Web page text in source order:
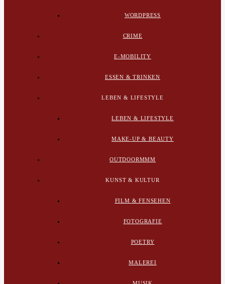
WORDPRESS
CRIME
E-MOBILITY
ESSEN & TRINKEN
LEBEN & LIFESTYLE
LEBEN & LIFESTYLE
MAKE-UP & BEAUTY
OUTDOORMMM
KUNST & KULTUR
FILM & FENSEHEN
FOTOGRAFIE
POETRY
MALEREI